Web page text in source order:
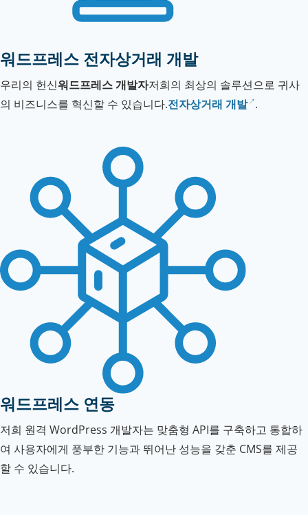
워드프레스 전자상거래 개발
우리의 헌신워드프레스 개발자저희의 최상의 솔루션으로 귀사
의 비즈니스를 혁신할 수 있습니다.전자상거래 개발 .
워드프레스 연동
저희 원격 WordPress 개발자는 맞춤형 API를 구축하고 통합하
여 사용자에게 풍부한 기능과 뛰어난 성능을 갖춘 CMS를 제공
할 수 있습니다.